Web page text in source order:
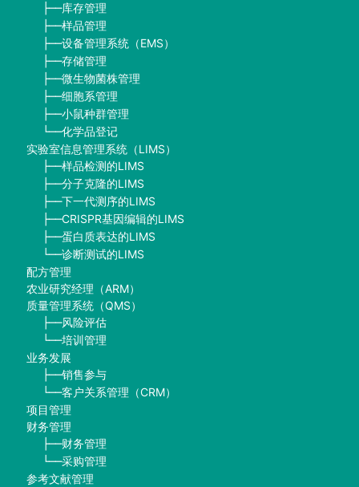
├──库存管理
├──样品管理
├──设备管理系统（EMS）
├──存储管理
├──微生物菌株管理
├──细胞系管理
├──小鼠种群管理
└──化学品登记
实验室信息管理系统（LIMS）
├──样品检测的LIMS
├──分子克隆的LIMS
├──下一代测序的LIMS
├──CRISPR基因编辑的LIMS
├──蛋白质表达的LIMS
└──诊断测试的LIMS
配方管理
农业研究经理（ARM）
质量管理系统（QMS）
├──风险评估
└──培训管理
业务发展
├──销售参与
└──客户关系管理（CRM）
项目管理
财务管理
├──财务管理
└──采购管理
参考文献管理